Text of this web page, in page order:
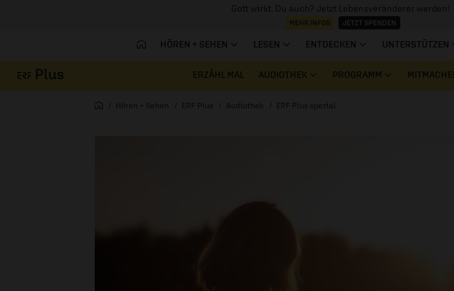
Gott wirkt. Du auch? Jetzt Lebensveränderer werden!
MEHR INFOS JETZT SPENDEN
HÖREN + SEHEN LESEN ENTDECKEN UNTERSTÜTZEN
ERZÄHL MAL AUDIOTHEK PROGRAMM
Startseite
Hören + Sehen ERF Plus Audiothek ERF Plus spezial